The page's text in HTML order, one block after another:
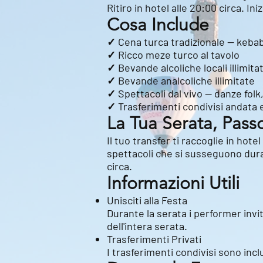
Ritiro in hotel alle 20:00 circa.
Cosa Include
✓ Cena turca tradizionale —
✓ Ricco meze turco al tavolo
✓ Bevande alcoliche locali
✓ Bevande analcoliche illimitate
✓ Spettacoli dal vivo — danze
✓ Trasferimenti condivisi andata
La Tua Serata,
Il tuo transfer ti raccoglie in
spettacoli che si susseguono
circa.
Informazioni Utili
Unisciti alla Festa
Durante la serata i performer
dell'intera serata.
Trasferimenti Privati
I trasferimenti condivisi sono